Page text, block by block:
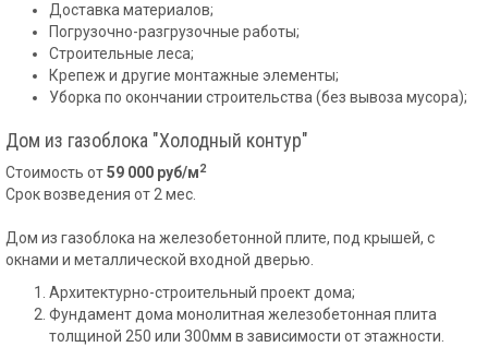
Доставка материалов;
Погрузочно-разгрузочные работы;
Строительные леса;
Крепеж и другие монтажные элементы;
Уборка по окончании строительства (без вывоза мусора);
Дом из газоблока "Холодный контур"
Стоимость от59 000 руб/м2
Срок возведения от 2 мес.
Дом из газоблока на железобетонной плите, под крышей, с
окнами и металлической входной дверью.
Архитектурно-строительный проект дома;
Фундамент дома монолитная железобетонная плита
толщиной 250 или 300мм в зависимости от этажности.